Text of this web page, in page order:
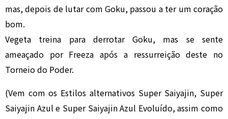
mas, depois de lutar com Goku, passou a ter um coração
bom.
Vegeta treina para derrotar Goku, mas se sente
ameaçado por Freeza após a ressurreição deste no
Torneio do Poder.
(Vem com os Estilos alternativos Super Saiyajin, Super
Saiyajin Azul e Super Saiyajin Azul Evoluído, assim como